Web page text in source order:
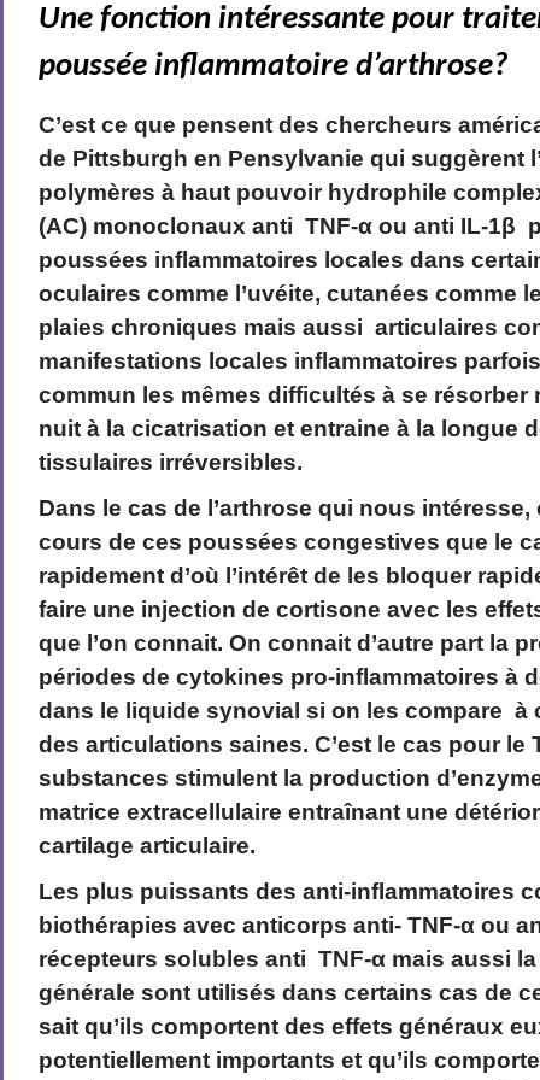
Une fonction intéressante pour
poussée inflammatoire d’arthrose?
C’est ce que pensent des chercheurs
de Pittsburgh en Pensylvanie qui suggèrent
polymères à haut pouvoir hydrophile
(AC) monoclonaux anti TNF-α ou anti IL-1β
poussées inflammatoires locales dans
oculaires comme l’uvéite, cutanées comme
plaies chroniques mais aussi articulaires
manifestations locales inflammatoires
commun les mêmes difficultés à se résorber
nuit à la cicatrisation et entraine à la longue
tissulaires irréversibles.
Dans le cas de l’arthrose qui nous intéresse,
cours de ces poussées congestives que le
rapidement d’où l’intérêt de les bloquer
faire une injection de cortisone avec les
que l’on connait. On connait d’autre part la
périodes de cytokines pro-inflammatoires à
dans le liquide synovial si on les compare à
des articulations saines. C’est le cas pour le
substances stimulent la production
matrice extracellulaire entraînant une
cartilage articulaire.
Les plus puissants des anti-inflammatoires
biothérapies avec anticorps anti- TNF-α ou
récepteurs solubles anti TNF-α mais aussi
générale sont utilisés dans certains cas de
sait qu’ils comportent des effets généraux
potentiellement importants et qu’ils